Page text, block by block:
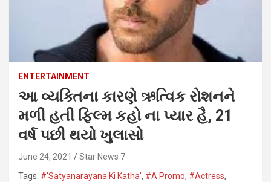
ENTERTAINMENT
આ વ્યક્તિના કારણે ઋત્વિક રોશનને
મળી હતી ફિલ્મ કહો ના પ્યાર હૈ, 21
વર્ષ પછી થયો ખુલાસો
June 24, 2021
Star News 7
Tags: #'Satyanarayana Ki Katha', #A Promo, #Actress,